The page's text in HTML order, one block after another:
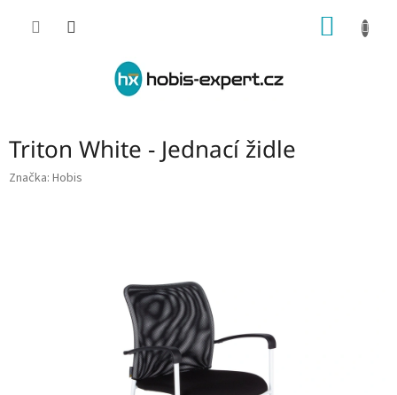
Triton White - Jednací židle
Značka: Hobis